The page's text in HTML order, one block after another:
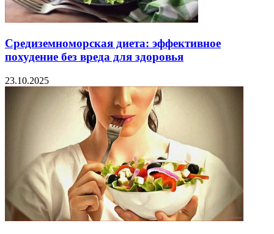
Средиземноморская диета: эффективное
похудение без вреда для здоровья
23.10.2025